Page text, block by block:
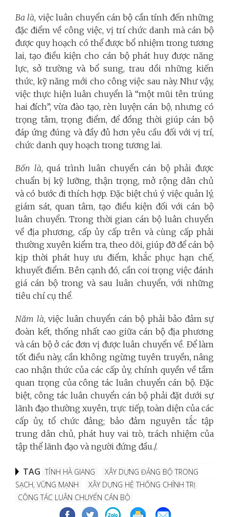
Ba là, việc luân chuyển cán bộ cần tính đến những
đặc điểm về công việc, vị trí chức danh mà cán bộ
được quy hoạch có thể được bổ nhiệm trong tương
lai, tạo điều kiện cho cán bộ phát huy được năng
lực, sở trường và bổ sung, trau dồi những kiến
thức, kỹ năng mới cho công việc sau này. Như vậy,
việc thực hiện luân chuyển là “một mũi tên trúng
hai đích”, vừa đào tạo, rèn luyện cán bộ, nhưng có
trọng tâm, trọng điểm, để đồng thời giúp cán bộ
đáp ứng đúng và đầy đủ hơn yêu cầu đối với vị trí,
chức danh quy hoạch trong tương lai.
Bốn là, quá trình luân chuyển cán bộ phải được
chuẩn bị kỹ lưỡng, thận trọng, mở rộng dân chủ
và có bước đi thích hợp. Đặc biệt chú ý việc quản lý,
giám sát, quan tâm, tạo điều kiện đối với cán bộ
luân chuyển. Trong thời gian cán bộ luân chuyển
về địa phương, cấp ủy cấp trên và cùng cấp phải
thường xuyên kiểm tra, theo dõi, giúp đỡ để cán bộ
kịp thời phát huy ưu điểm, khắc phục hạn chế,
khuyết điểm. Bên cạnh đó, cần coi trọng việc đánh
giá cán bộ trong và sau luân chuyển, với những
tiêu chí cụ thể.
Năm là, việc luân chuyển cán bộ phải bảo đảm sự
đoàn kết, thống nhất cao giữa cán bộ địa phương
và cán bộ ở các đơn vị được luân chuyển về. Để làm
tốt điều này, cần không ngừng tuyên truyền, nâng
cao nhận thức của các cấp ủy, chính quyền về tầm
quan trọng của công tác luân chuyển cán bộ. Đặc
biệt, công tác luân chuyển cán bộ phải đặt dưới sự
lãnh đạo thường xuyên, trực tiếp, toàn diện của các
cấp ủy, tổ chức đảng; bảo đảm nguyên tắc tập
trung dân chủ, phát huy vai trò, trách nhiệm của
tập thể lãnh đạo và người đứng đầu./.
TAG TỈNH HÀ GIANG
XÂY DỰNG ĐẢNG BỘ TRONG
SẠCH, VỮNG MẠNH
XÂY DỰNG HỆ THỐNG CHÍNH TRỊ
CÔNG TÁC LUÂN CHUYỂN CÁN BỘ